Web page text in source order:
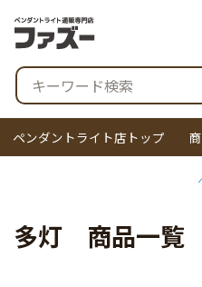
ペンダントライト店トップ
多灯 商品一覧